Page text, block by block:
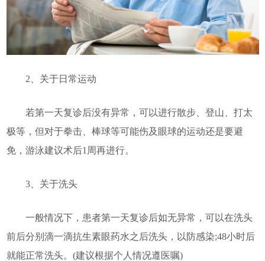
2、关于日常运动
若第一天复诊后没有异常，可以进行散步、登山、打太
极等，但对于拳击、棒球等可能伤及眼球的运动还是要避
免，游泳建议术后1周再进行。
3、关于洗头
一般情况下，患者第一天复诊后如无异常，可以在洗头
前后分别滴一滴抗生素眼药水之后洗头，以防感染;48小时后
就能正常洗头。(建议根据个人情况遵医嘱)